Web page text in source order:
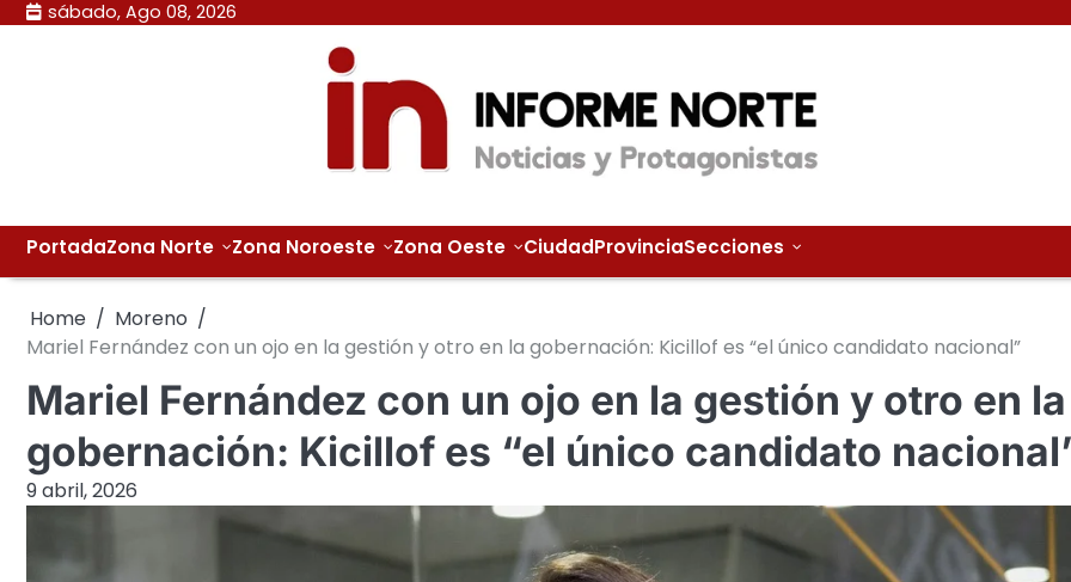
Skip sábado, Ago 08, 2026
PortadaZona Norte Zona Noroeste Zona Oeste CiudadProvinciaSecciones
Home
Moreno
Mariel Fernández con un ojo en la gestión y otro en la gobernación: Kicillof es “el único candidato nacional”
Mariel Fernández con un ojo en la gestión y otro en la
gobernación: Kicillof es “el único candidato
9 abril, 2026